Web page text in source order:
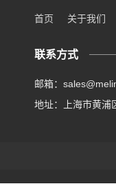
首页 关于我们
联系方式
邮箱：
地址：上海市黄浦